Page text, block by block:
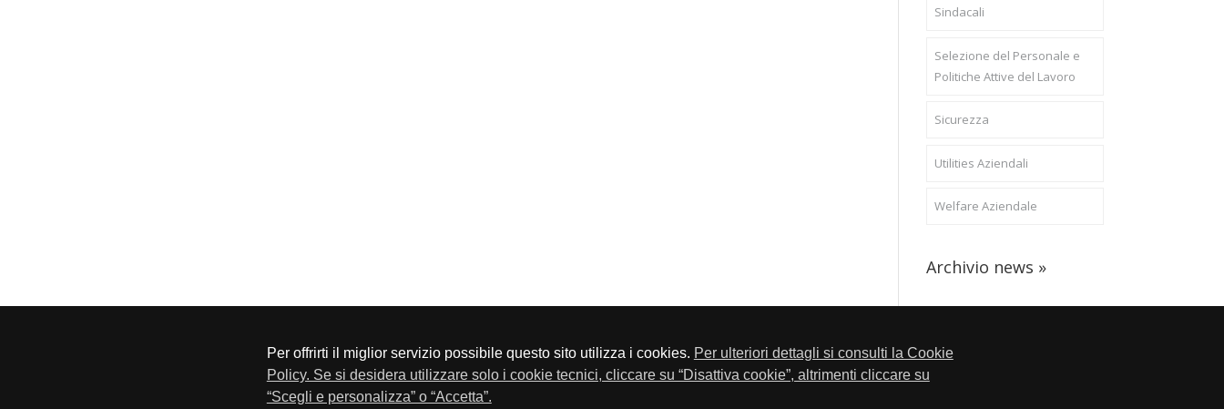
Per offrirti il miglior servizio possibile questo sito utilizza i cookies. Per ulteriori dettagli si consulti la Cookie
Policy. Se si desidera utilizzare solo i cookie tecnici, cliccare su “Disattiva cookie”, altrimenti cliccare su
“Scegli e personalizza” o “Accetta”.
Sindacali
Selezione del Personale e
Politiche Attive del Lavoro
Sicurezza
Utilities Aziendali
Welfare Aziendale
Archivio news »
Via F.Lippi, 30 25134 Brescia P.Iva 01548020179 - Telefono 030-23076 - Fax 030-2304108